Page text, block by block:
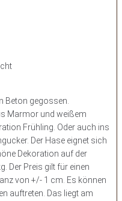
Beton gegossen.
Marmor und weißem
Frühling. Oder auch ins
Der Hase eignet sich
Dekoration auf der
Der Preis gilt für einen
von +/- 1 cm. Es können
auftreten. Das liegt am